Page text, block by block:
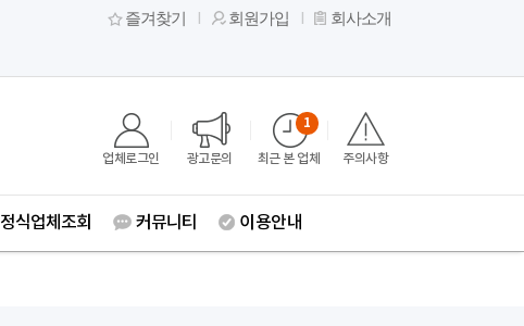
즐겨찾기 회원가입 회사소개
업체로그인 광고문의 최근 본 업체
1
주의사항
정식업체조회 커뮤니티 이용안내